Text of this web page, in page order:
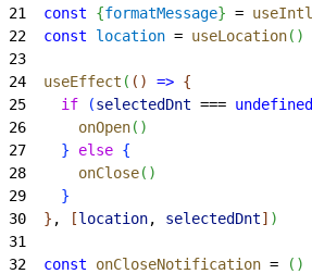
21
  const
{formatMessage} = useIntl
22
  const
location = useLocation( )
23
24
  useEffect
( ( ) => {
25
    if
(selectedDnt === undefined
26
      onOpen
( )
27
} else {
28
      onClose
( )
29
}
30
} , [location, selectedDnt] )
31
32
  const
onCloseNotification = ( )